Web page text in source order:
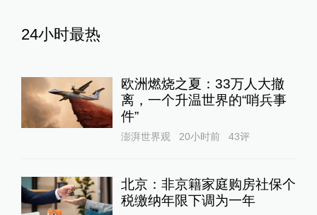
24小时最热
欧洲燃烧之夏：33万人大撤
离，一个升温世界的“哨兵事
件”
澎湃世界观 20小时前 43评
北京：非京籍家庭购房社保个
税缴纳年限下调为一年